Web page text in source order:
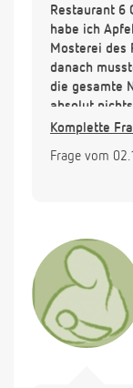
Restaurant 6
habe ich
Mosterei des
danach
die gesamte
absolut
mir war.
Sodbrennen,
Meine
wuerde mich
Komplette
Frage vom